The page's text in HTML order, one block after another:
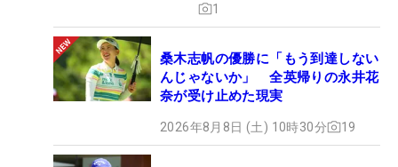
1
桑木志帆の優勝に「もう到達しない
んじゃないか」 全英帰りの永井花
奈が受け止めた現実
2026年8月8日 (土) 10時30分 19